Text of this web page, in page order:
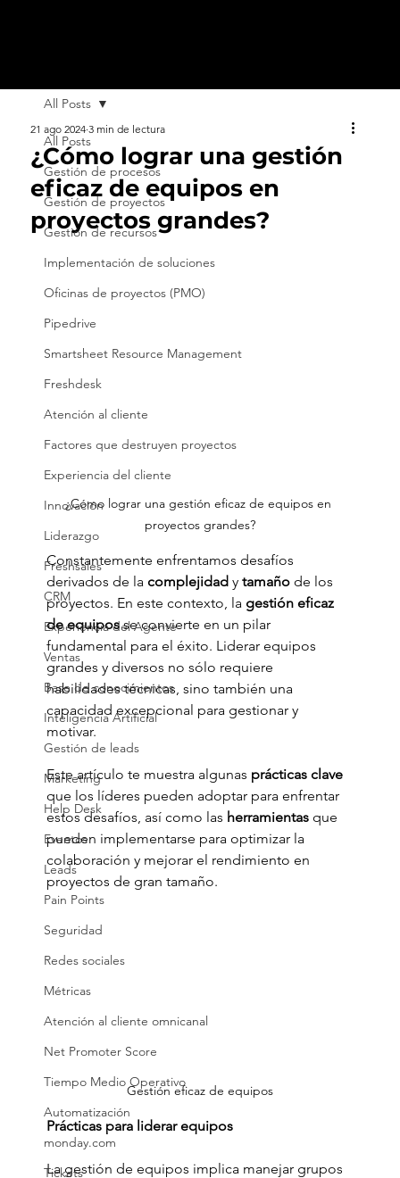
All Posts
Gestión de procesos
Gestión de proyectos
Gestión de recursos
Implementación de soluciones
Oficinas de proyectos (PMO)
Pipedrive
Smartsheet Resource Management
Freshdesk
Atención al cliente
Factores que destruyen proyectos
Experiencia del cliente
Innovación
Liderazgo
Freshsales
CRM
Experiencia del Agente
Ventas
Base de conocimientos
Inteligencia Artificial
Gestión de leads
Marketing
Help Desk
Eventos
Leads
Pain Points
Seguridad
Redes sociales
Métricas
Atención al cliente omnicanal
Net Promoter Score
Tiempo Medio Operativo
Automatización
monday.com
Tickets
All Posts
¿Cómo lograr una gestión
eficaz de equipos en
proyectos grandes?
21 ago 2024 3 min de lectura
¿Cómo lograr una gestión eficaz de equipos en
proyectos grandes?
Constantemente enfrentamos desafíos
derivados de la complejidad y tamaño de los
proyectos. En este contexto, la gestión eficaz
de equipos se convierte en un pilar
fundamental para el éxito. Liderar equipos
grandes y diversos no sólo requiere
habilidades técnicas, sino también una
capacidad excepcional para gestionar y
motivar.
Este artículo te muestra algunas prácticas clave
que los líderes pueden adoptar para enfrentar
estos desafíos, así como las herramientas que
pueden implementarse para optimizar la
colaboración y mejorar el rendimiento en
proyectos de gran tamaño.
Gestión eficaz de equipos
Prácticas para liderar equipos
La gestión de equipos implica manejar grupos